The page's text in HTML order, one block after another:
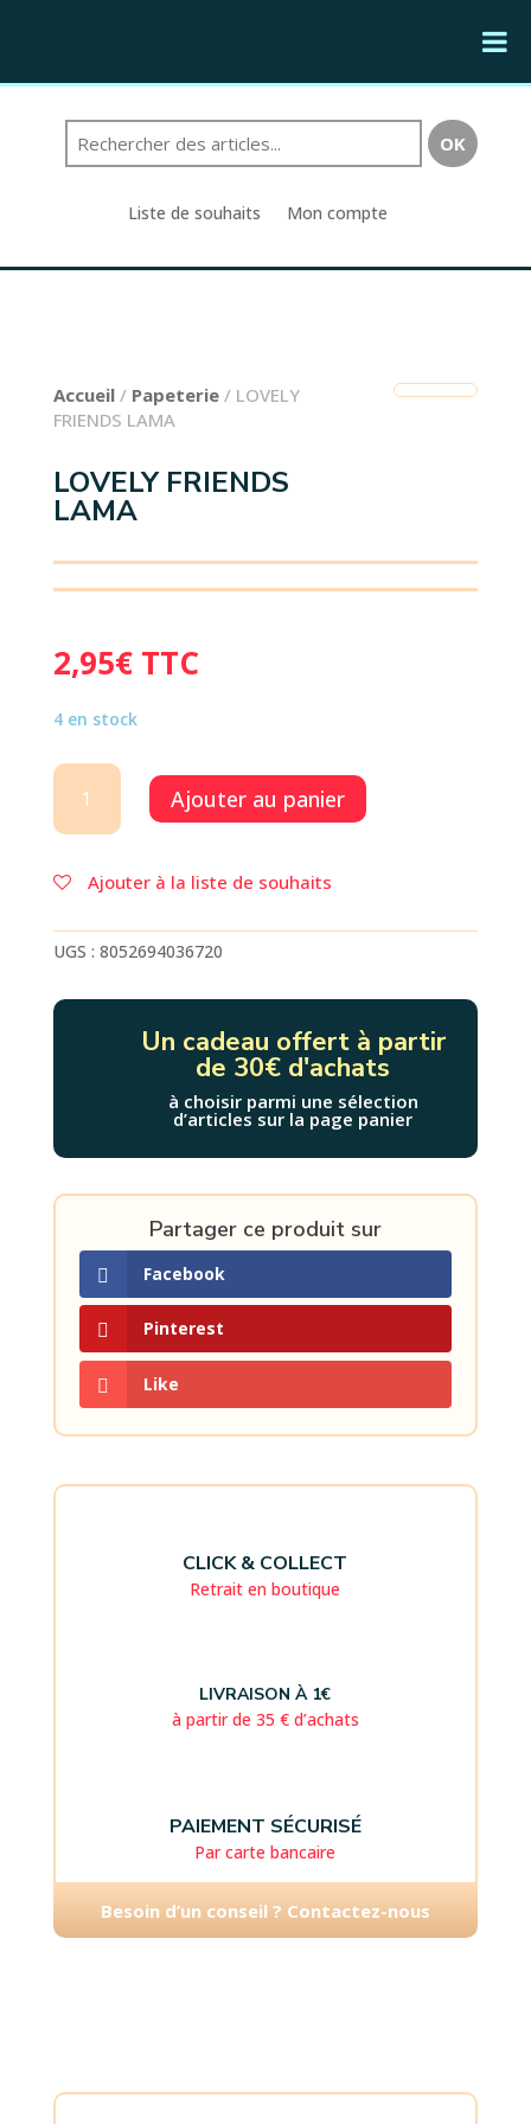
Liste de souhaits Mon compte
Accueil/ Papeterie/ LOVELY
FRIENDS LAMA
LOVELY FRIENDS
LAMA
2,95€ TTC
4 en stock
quantité
LOVELY
LAMA
Ajouter au panier
Ajouter à la liste de souhaits
UGS : 8052694036720
Un cadeau offert à partir
de 30€ d'achats
à choisir parmi une sélection
d’articles sur la page panier
Partager ce produit sur
Facebook
Pinterest
Like
CLICK & COLLECT
Retrait en boutique
LIVRAISON À 1€
à partir de 35 € d’achats
PAIEMENT SÉCURISÉ
Par carte bancaire
Besoin d’un conseil ? Contactez-nous